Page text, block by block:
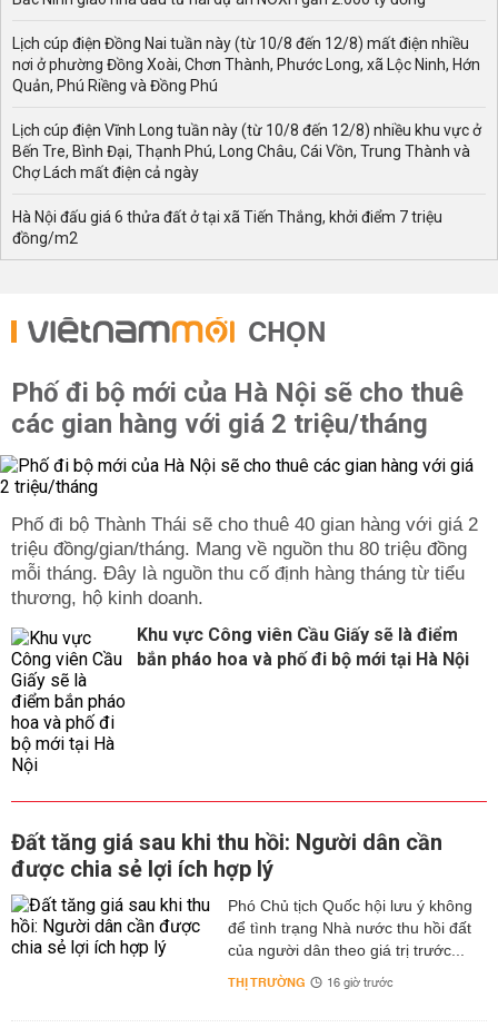
Lịch cúp điện Đồng Nai tuần này (từ 10/8 đến 12/8) mất điện nhiều
nơi ở phường Đồng Xoài, Chơn Thành, Phước Long, xã Lộc Ninh, Hớn
Quản, Phú Riềng và Đồng Phú
Lịch cúp điện Vĩnh Long tuần này (từ 10/8 đến 12/8) nhiều khu vực ở
Bến Tre, Bình Đại, Thạnh Phú, Long Châu, Cái Vồn, Trung Thành và
Chợ Lách mất điện cả ngày
Hà Nội đấu giá 6 thửa đất ở tại xã Tiến Thắng, khởi điểm 7 triệu
đồng/m2
CHỌN
Phố đi bộ mới của Hà Nội sẽ cho thuê
các gian hàng với giá 2 triệu/tháng
Phố đi bộ Thành Thái sẽ cho thuê 40 gian hàng với giá 2
triệu đồng/gian/tháng. Mang về nguồn thu 80 triệu đồng
mỗi tháng. Đây là nguồn thu cố định hàng tháng từ tiểu
thương, hộ kinh doanh.
Khu vực Công viên Cầu Giấy sẽ là điểm
bắn pháo hoa và phố đi bộ mới tại Hà Nội
Đất tăng giá sau khi thu hồi: Người dân cần
được chia sẻ lợi ích hợp lý
Phó Chủ tịch Quốc hội lưu ý không
để tình trạng Nhà nước thu hồi đất
của người dân theo giá trị trước...
THỊ TRƯỜNG 16 giờ trước